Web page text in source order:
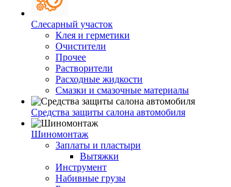
Слесарный участок
Клея и герметики
Очистители
Прочее
Растворители
Расходные жидкости
Смазки и смазочные материалы
Средства защиты салона автомобиля
Шиномонтаж
Заплаты и пластыри
Вытяжки
Инструмент
Набивные грузы